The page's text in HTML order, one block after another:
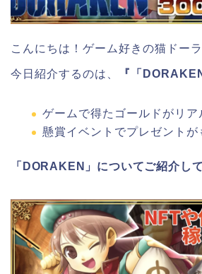
こんにちは！ゲーム好きの猫ドーラ
今日紹介するのは、 『「
ゲームで得たゴールドがリア
懸賞イベントでプレゼントが
「DORAKEN」についてご紹介し